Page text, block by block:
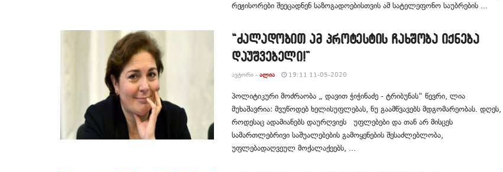
რე­ჟი­სო­რე­ბი შე­ე­ცად­ნენ სა­ზო­გა­დო­ე­ბის­თვის ამ სა­ტე­ლე­ფო­ნო სა­უბ­რე­ბის ...
“ძალადობით ამ პროტესტის ჩახშობა იქნება
დაუშვებელი!”
ᲐᲕᲢᲝᲠᲘ - ᲐᲚᲘᲐ 19:11 11-05-2020
პოლიტიკური მოძრაობა „ დავით ჭიჭინაძე - ტრიბუნას“ წევრი, ლია
მუხაშავრია: მვუწოდებ ხელისუფლებას, ნუ გაამწვავებს მდგომარეობას. დღეს,
როდესაც ადამიანებს დაურღვიეს უფლებები და თან არ მისცეს
სამართლებრივი საშუალებების გამოყენების შესაძლებლობა,
უფლებადაღვეულ მოქალაქეებს, ...